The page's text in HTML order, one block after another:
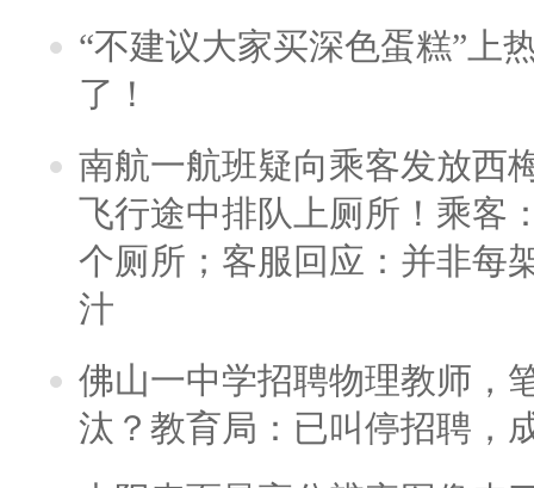
“不建议大家买深色蛋糕”上
了！
南航一航班疑向乘客发放西
飞行途中排队上厕所！乘客
个厕所；客服回应：并非每
汁
佛山一中学招聘物理教师，
汰？教育局：已叫停招聘，